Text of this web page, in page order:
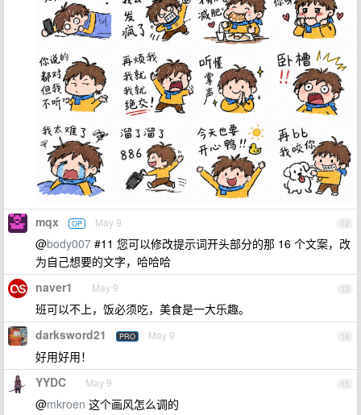
12
mqx OP May 9
@body007 #11 您可以修改提示词开头部分的那 16 个文案，改
为自己想要的文字，哈哈哈
13
naver1 May 9
班可以不上，饭必须吃，美食是一大乐趣。
14
darksword21 PRO May 9
好用好用！
15
YYDC May 9
@mkroen 这个画风怎么调的